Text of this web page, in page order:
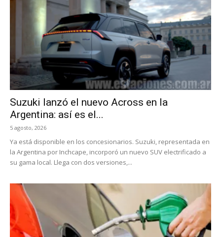
Suzuki lanzó el nuevo Across en la
Argentina: así es el...
5 agosto, 2026
Ya está disponible en los concesionarios. Suzuki, representada en
la Argentina por Inchcape, incorporó un nuevo SUV electrificado a
su gama local. Llega con dos versiones,...